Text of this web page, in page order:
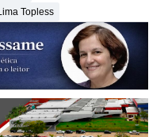
Topless